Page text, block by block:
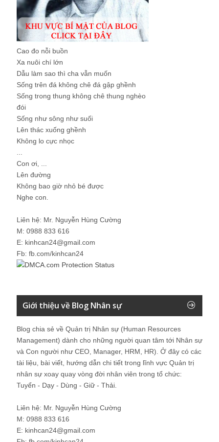
Cao đo nỗi buồn
Xa nuôi chí lớn
Dẫu làm sao thì cha vẫn muốn
Sống trên đá không chê đá gập ghềnh
Sống trong thung không chê thung nghèo
đói
Sống như sông như suối
Lên thác xuống ghềnh
Không lo cực nhọc
Con ơi, ...
Lên đường
Không bao giờ nhỏ bé được
Nghe con.
Liên hệ: Mr. Nguyễn Hùng Cường
M: 0988 833 616
E: kinhcan24@gmail.com
Fb: fb.com/kinhcan24
Giới thiệu về Blog Nhân sự
Blog chia sẻ về Quản trị Nhân sự (Human Resources
Management) dành cho những người quan tâm tới Nhân sự
và Con người như CEO, Manager, HRM, HR). Ở đây có các
tài liệu, bài viết, hướng dẫn chi tiết trong lĩnh vực Quản trị
nhân sự xoay quay vòng đời nhân viên trong tổ chức:
Tuyển - Dạy - Dùng - Giữ - Thải.
Liên hệ: Mr. Nguyễn Hùng Cường
M: 0988 833 616
E: kinhcan24@gmail.com